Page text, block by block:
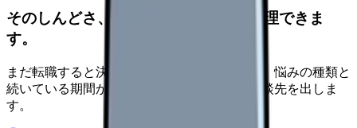
そのしんどさ、転職すべきサインか整理できま
す。
まだ転職すると決めていなくても大丈夫です。悩みの種類と
続いている期間から、次に見るべき記事と相談先を出しま
す。